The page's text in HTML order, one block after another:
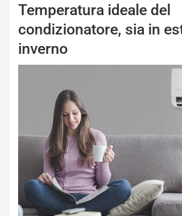
Temperatura ideale del
condizionatore, sia in
inverno